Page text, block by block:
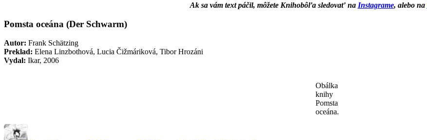
Ak sa vám text páčil, môžete Knihobôľa sledovať na Instagrame, alebo na
Pomsta oceána (Der Schwarm)
Autor: Frank Schätzing
Preklad: Elena Linzbothová, Lucia Čižmáriková, Tibor Hrozáni
Vydal: Ikar, 2006
Obálka
knihy
Pomsta
oceána.
Autor